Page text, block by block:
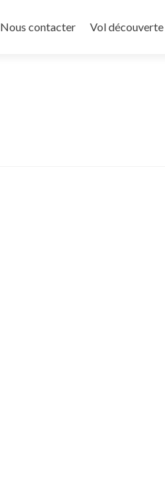
Nous contacter Vol découverte